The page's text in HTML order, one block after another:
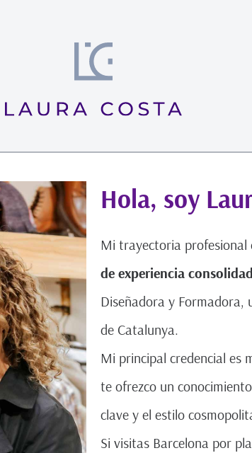
Hola, soy
Mi trayectoria
de experiencia
Diseñadora y
de Catalunya.
Mi principal credencial es
te ofrezco un
clave y el estilo
Si visitas Barcelona por